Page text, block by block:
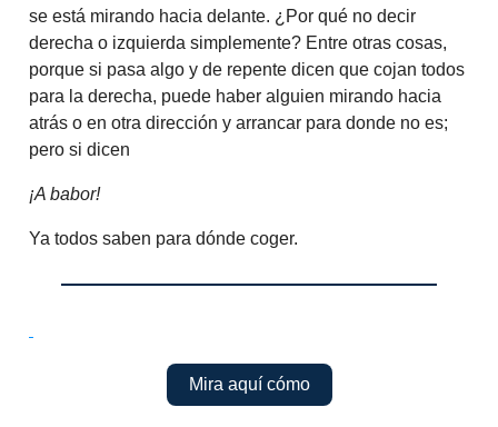
se está mirando hacia delante. ¿Por qué no decir
derecha o izquierda simplemente? Entre otras cosas,
porque si pasa algo y de repente dicen que cojan todos
para la derecha, puede haber alguien mirando hacia
atrás o en otra dirección y arrancar para donde no es;
pero si dicen
¡A babor!
Ya todos saben para dónde coger.
Mira aquí cómo